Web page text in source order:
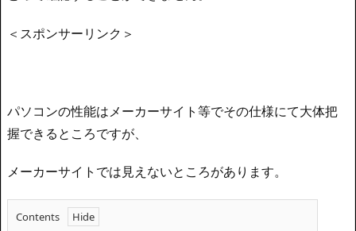
＜スポンサーリンク＞
パソコンの性能はメーカーサイト等でその仕様にて大体把
握できるところですが、
メーカーサイトでは見えないところがあります。
Contents